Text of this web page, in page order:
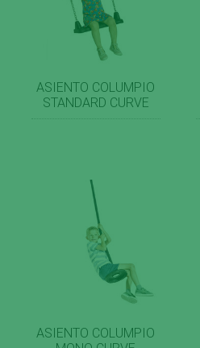
ASIENTO COLUMPIO
STANDARD CURVE
ASIENTO COLUMPIO